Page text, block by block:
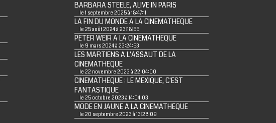
BARBARA STEELE, ALIVE IN PARIS
le 1 septembre 2025 à 18:47:11
LA FIN DU MONDE A LA CINEMATHEQUE
le 25 août 2024 à 23:18:55
PETER WEIR A LA CINEMATHEQUE
le 9 mars 2024 à 23:24:53
LES MARTIENS A L'ASSAUT DE LA
CINEMATHEQUE
le 22 novembre 2023 à 22:04:00
CINEMATHEQUE : LE MEXIQUE, C'EST
FANTASTIQUE
le 25 octobre 2023 à 14:04:03
MODE EN JAUNE A LA CINEMATHEQUE
le 20 septembre 2023 à 13:28:09